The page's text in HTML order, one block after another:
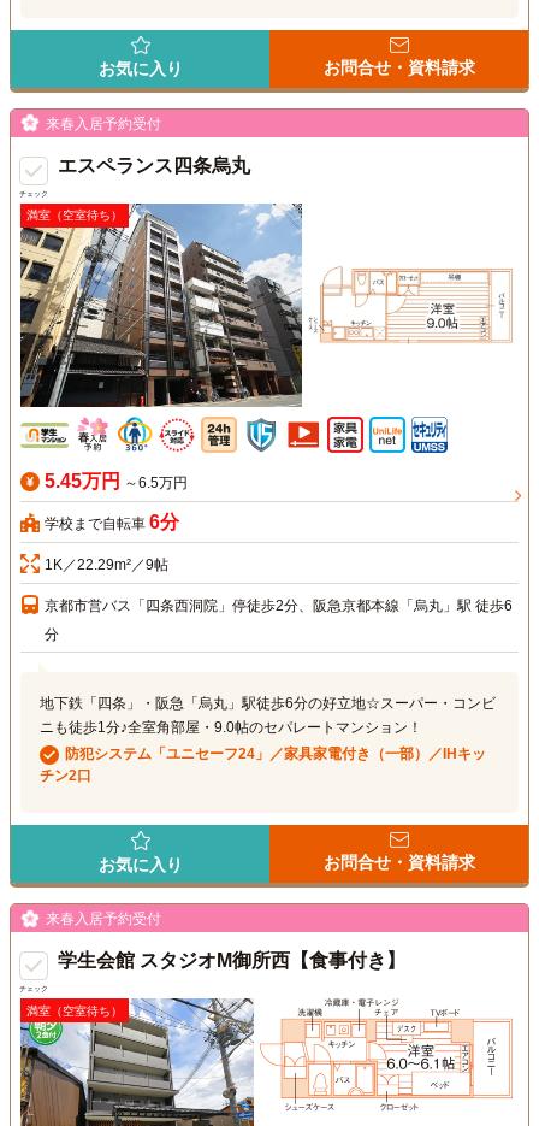
お気に入り お問合せ・資料請求
チェック
来春入居予約受付
エスペランス四条烏丸
満室（空室待ち）
5.45万円 ～6.5万円
学校まで自転車 6分
1K／22.29m²／9帖
京都市営バス「四条西洞院」停徒歩2分、阪急京都本線「烏丸」駅 徒歩6
分
地下鉄「四条」・阪急「烏丸」駅徒歩6分の好立地☆スーパー・コンビ
ニも徒歩1分♪全室角部屋・9.0帖のセパレートマンション！
防犯システム「ユニセーフ24」／家具家電付き（一部）／IHキッ
チン2口
お気に入り お問合せ・資料請求
チェック
来春入居予約受付
学生会館 スタジオM御所西【食事付き】
満室（空室待ち）